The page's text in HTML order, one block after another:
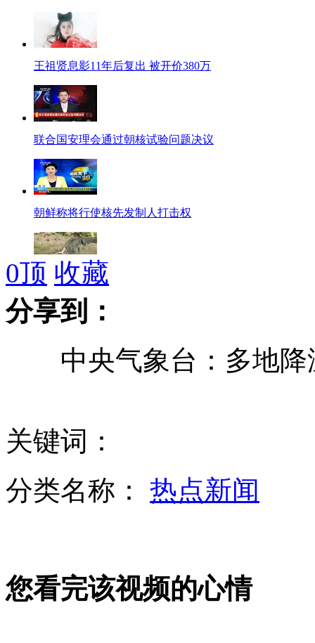
王祖贤息影11年后复出 被开价380万
联合国安理会通过朝核试验问题决议
朝鲜称将行使核先发制人打击权
实拍：巨蟒大战食人鳄相互撕咬 都成精了
女生节大学男生校园内高喊口号表白
朝外务省：外交解决途径已不复存在
李咏被证离开央视 拟往传媒大学任教
实拍疯牛连伤4人 武警远距离狙击
0顶 收藏
分享到：
中央气象台：多地降
关键词：
分类名称： 热点新闻
您看完该视频的心情